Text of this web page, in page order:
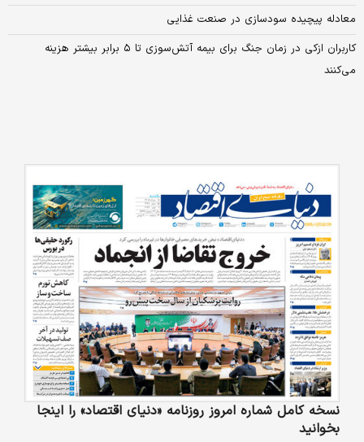
معادله پیچیده سودسازی در صنعت غذایی
کاربران ازکی در زمان جنگ برای بیمه آتش‌سوزی تا ۵ برابر بیشتر هزینه
می‌کنند
نسخه کامل شماره امروز روزنامه «دنیای‌ اقتصاد» را اینجا
بخوانید